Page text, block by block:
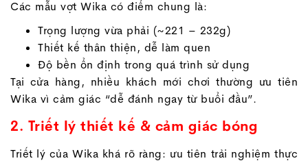
Các mẫu vợt Wika có điểm chung là:
Trọng lượng vừa phải (~221 – 232g)
Thiết kế thân thiện, dễ làm quen
Độ bền ổn định trong quá trình sử dụng
Tại cửa hàng, nhiều khách mới chơi thường ưu tiên
Wika vì cảm giác “dễ đánh ngay từ buổi đầu”.
2. Triết lý thiết kế & cảm giác bóng
Triết lý của Wika khá rõ ràng: ưu tiên trải nghiệm thực